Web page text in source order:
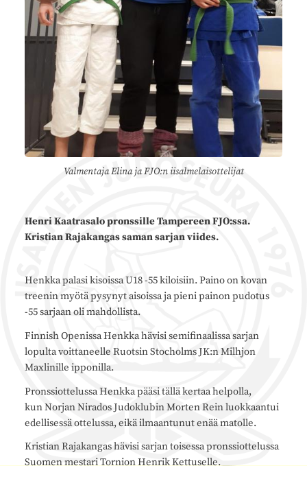
Valmentaja Elina ja FJO:n iisalmelaisottelijat
Henri Kaatrasalo pronssille Tampereen FJO:ssa.
Kristian Rajakangas saman sarjan viides.
Henkka palasi kisoissa U18 -55 kiloisiin. Paino on kovan
treenin myötä pysynyt aisoissa ja pieni painon pudotus
-55 sarjaan oli mahdollista.
Finnish Openissa Henkka hävisi semifinaalissa sarjan
lopulta voittaneelle Ruotsin Stocholms JK:n Milhjon
Maxlinille ipponilla.
Pronssiottelussa Henkka pääsi tällä kertaa helpolla,
kun Norjan Nirados Judoklubin Morten Rein luokkaantui
edellisessä ottelussa, eikä ilmaantunut enää matolle.
Kristian Rajakangas hävisi sarjan toisessa pronssiottelussa
Suomen mestari Tornion Henrik Kettuselle.